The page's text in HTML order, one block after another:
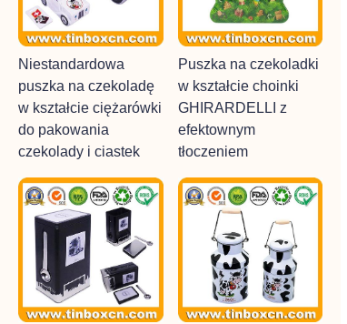
Niestandardowa
puszka na czekoladę
w kształcie ciężarówki
do pakowania
czekolady i ciastek
Puszka na czekoladki
w kształcie choinki
GHIRARDELLI z
efektownym
tłoczeniem